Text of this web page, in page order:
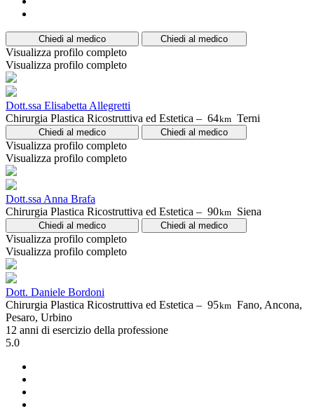
Chiedi al medico Chiedi al medico
Visualizza profilo completo
Visualizza profilo completo
Dott.ssa Elisabetta Allegretti
Chirurgia Plastica Ricostruttiva ed Estetica – 64km Terni
Chiedi al medico Chiedi al medico
Visualizza profilo completo
Visualizza profilo completo
Dott.ssa Anna Brafa
Chirurgia Plastica Ricostruttiva ed Estetica – 90km Siena
Chiedi al medico Chiedi al medico
Visualizza profilo completo
Visualizza profilo completo
Dott. Daniele Bordoni
Chirurgia Plastica Ricostruttiva ed Estetica – 95km Fano, Ancona,
Pesaro, Urbino
12 anni di esercizio della professione
5.0